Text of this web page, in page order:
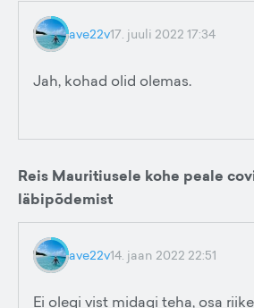
ave22v17. juuli 2022 17:34
Jah, kohad olid olemas.
Reis Mauritiusele kohe peale
läbipõdemist
ave22v14. jaan 2022 22:51
Ei olegi vist midagi teha, osa